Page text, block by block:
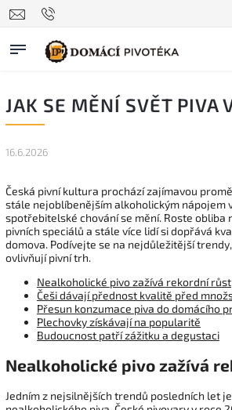
JAK SE MĚNÍ SVĚT PIVA
16.6.2026
Česká pivní kultura prochází zajímavou
stále nejoblíbenějším alkoholickým nápojem
spotřebitelské chování se mění. Roste obliba
pivních speciálů a stále více lidí si dopřává
domova. Podívejte se na nejdůležitější
ovlivňují pivní trh.
Nealkoholické pivo zažívá rekordní růst
Češi dávají přednost kvalitě před
Přesun konzumace piva do domácího
Plechovky získávají na popularitě
Budoucnost patří zážitku a degustaci
Nealkoholické pivo zažívá
Jedním z nejsilnějších trendů posledních let